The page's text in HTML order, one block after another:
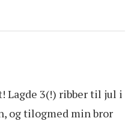
Lagde 3(!) ribber til jul i
og tilogmed min bror